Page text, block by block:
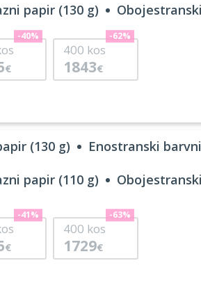
papir (130 g)
€
-40%
400 kos
1843€
-62%
(130 g) Enostranski
papir (110 g)
€
-41%
400 kos
1729€
-63%